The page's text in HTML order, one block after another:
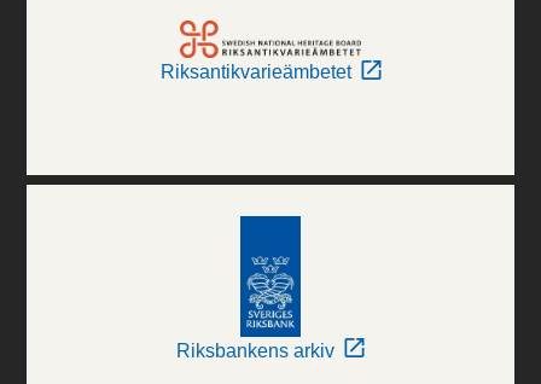
Riksantikvarieämbetet
Riksbankens arkiv